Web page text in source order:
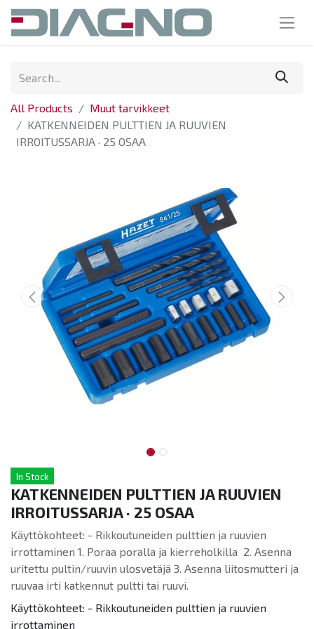
All Products
Muut tarvikkeet
KATKENNEIDEN PULTTIEN JA RUUVIEN
IRROITUSSARJA · 25 OSAA
In Stock
KATKENNEIDEN PULTTIEN JA RUUVIEN
IRROITUSSARJA · 25 OSAA
Käyttökohteet: - Rikkoutuneiden pulttien ja ruuvien
irrottaminen 1. Poraa poralla ja kierreholkilla 2. Asenna
uritettu pultin/ruuvin ulosvetäjä 3. Asenna liitosmutteri ja
ruuvaa irti katkennut pultti tai ruuvi.
Käyttökohteet: - Rikkoutuneiden pulttien ja ruuvien
irrottaminen